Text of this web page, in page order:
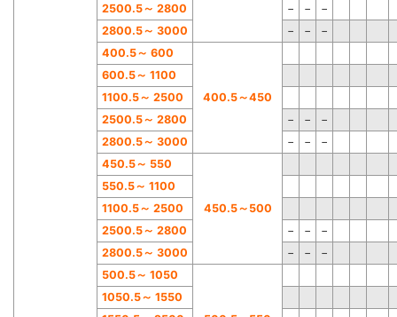
2500.5～ 2800 − −
−
2800.5～ 3000 − −
−
400.5～ 600
400.5～450
600.5～ 1100
1100.5～ 2500
2500.5～ 2800 − −
−
2800.5～ 3000 − −
−
450.5～ 550
450.5～500
550.5～ 1100
1100.5～ 2500
2500.5～ 2800 − −
−
2800.5～ 3000 − −
−
500.5～ 1050
1050.5～ 1550